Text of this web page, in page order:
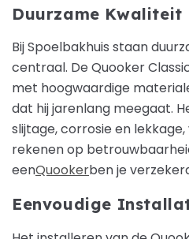
Duurzame Kwaliteit
Bij Spoelbakhuis staan
centraal. De Quooker
met hoogwaardige
dat hij jarenlang meegaat.
slijtage, corrosie en
rekenen op
eenQuookerben je
Eenvoudige